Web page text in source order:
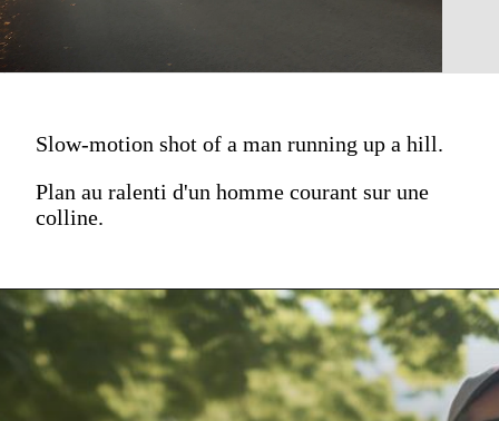
Slow-motion shot of a man running up a hill.
Plan au ralenti d'un homme courant sur une
colline.